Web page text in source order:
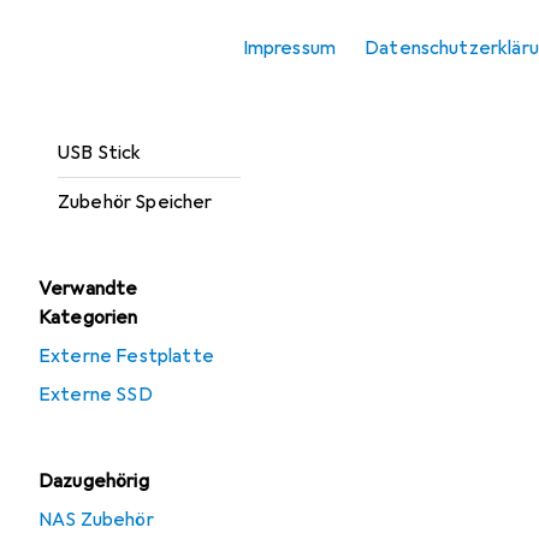
Impressum
USB Stick
Zubehör Speicher
Verwandte
Kategorien
Externe Festplatte
Externe SSD
Dazugehörig
NAS Zubehör